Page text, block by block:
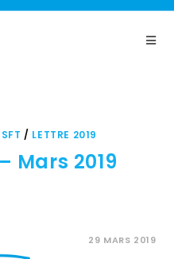
/ LETTRE 2019
Mars 2019
29 MARS 2019